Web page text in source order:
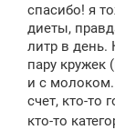
спасибо! я
диеты,
литр в день.
пару кружек
и с
счет, кто-то
кто-то